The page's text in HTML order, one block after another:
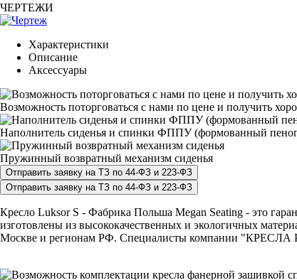
ЧЕРТЕЖИ
Характеристики
Описание
Аксессуары
Возможность поторговаться с нами по цене и получить
Наполнитель сиденья и спинки ФППУ (формованный
Пружинный возвратный механизм сиденья
Кресло Luksor S - Фабрика Польша Megan Seating - это
изготовлены из высококачественных и экологичных
Москве и регионам РФ. Специалисты компании "КРЕСЛА